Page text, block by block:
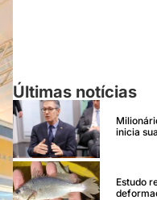
Últimas notícias
inicia
Estudo